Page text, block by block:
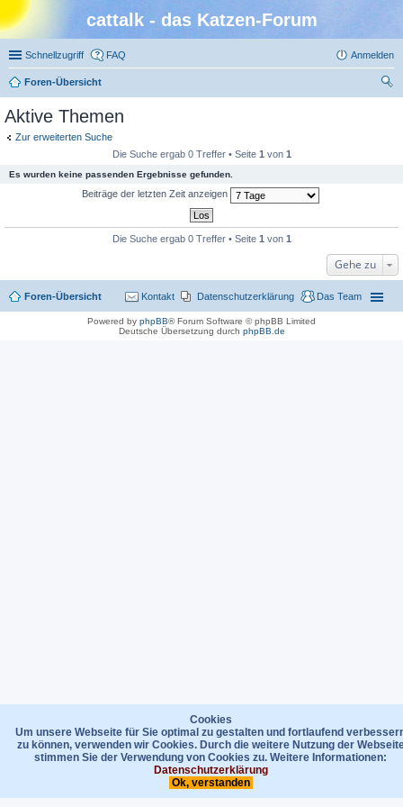
cattalk - das Katzen-Forum
Schnellzugriff FAQ Anmelden
Foren-Übersicht
Aktive Themen
Zur erweiterten Suche
Die Suche ergab 0 Treffer • Seite 1 von 1
Es wurden keine passenden Ergebnisse gefunden.
Beiträge der letzten Zeit anzeigen
Die Suche ergab 0 Treffer • Seite 1 von 1
Gehe zu
Cookies
Um unsere Webseite für Sie optimal zu gestalten und fortlaufend
zu können, verwenden wir Cookies. Durch die weitere Nutzung der
stimmen Sie der Verwendung von Cookies zu. Weitere Informationen:
Datenschutzerklärung
Ok, verstanden
Foren-Übersicht Das Team
Datenschutzerklärung
Kontakt
Powered by phpBB® Forum Software © phpBB Limited
Deutsche Übersetzung durch phpBB.de